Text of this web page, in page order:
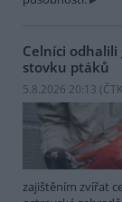
Celníci
stovku ptáků
5.8.2026 20:13 (ČTK
zajištěním zvířat